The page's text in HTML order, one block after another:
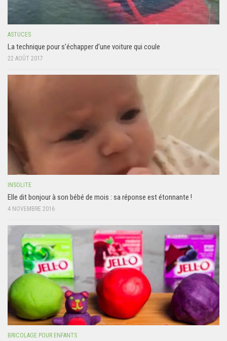
ASTUCES
La technique pour s’échapper d’une voiture qui coule
22 AOÛT 2017
INSOLITE
Elle dit bonjour à son bébé de mois : sa réponse est étonnante !
4 NOVEMBRE 2016
BRICOLAGE POUR ENFANTS